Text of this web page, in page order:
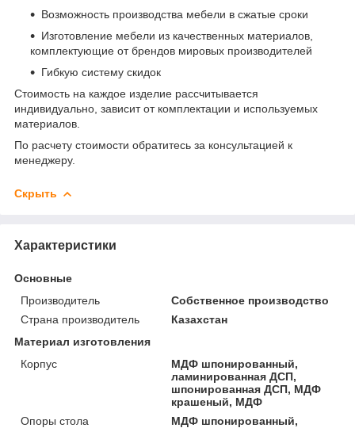
Возможность производства мебели в сжатые сроки
Изготовление мебели из качественных материалов,
комплектующие от брендов мировых производителей
Гибкую систему скидок
Стоимость на каждое изделие рассчитывается
индивидуально, зависит от комплектации и используемых
материалов.
По расчету стоимости обратитесь за консультацией к
менеджеру.
Скрыть
Характеристики
Основные
Производитель
Собственное производство
Страна производитель
Казахстан
Материал изготовления
Корпус
МДФ шпонированный,
ламинированная ДСП,
шпонированная ДСП, МДФ
крашеный, МДФ
Опоры стола
МДФ шпонированный,